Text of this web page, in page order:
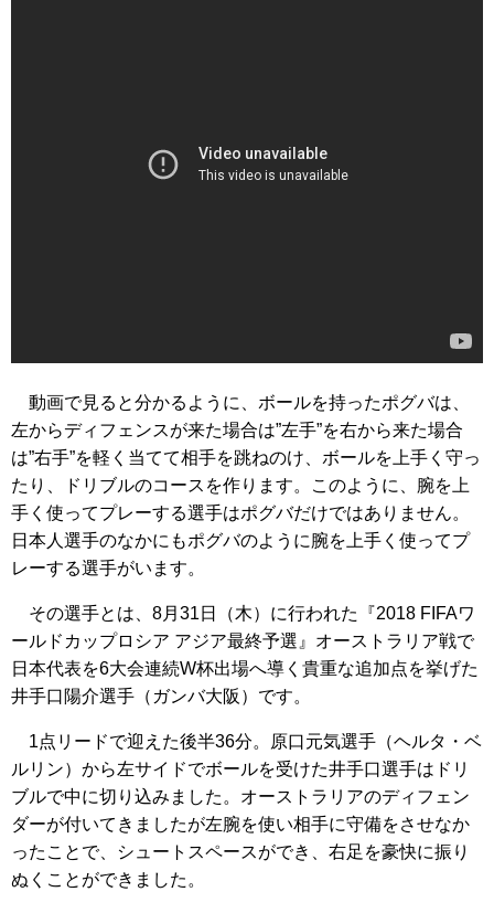
動画で見ると分かるように、ボールを持ったポグバは、
左からディフェンスが来た場合は”左手”を右から来た場合
は”右手”を軽く当てて相手を跳ねのけ、ボールを上手く守っ
たり、ドリブルのコースを作ります。このように、腕を上
手く使ってプレーする選手はポグバだけではありません。
日本人選手のなかにもポグバのように腕を上手く使ってプ
レーする選手がいます。
その選手とは、8月31日（木）に行われた『2018 FIFAワ
ールドカップロシア アジア最終予選』オーストラリア戦で
日本代表を6大会連続W杯出場へ導く貴重な追加点を挙げた
井手口陽介選手（ガンバ大阪）です。
1点リードで迎えた後半36分。原口元気選手（ヘルタ・ベ
ルリン）から左サイドでボールを受けた井手口選手はドリ
ブルで中に切り込みました。オーストラリアのディフェン
ダーが付いてきましたが左腕を使い相手に守備をさせなか
ったことで、シュートスペースができ、右足を豪快に振り
ぬくことができました。